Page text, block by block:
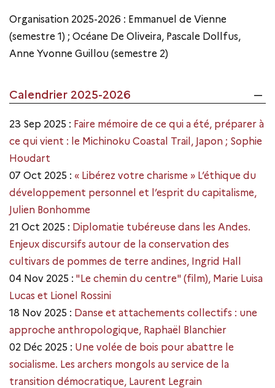
Organisation 2025-2026 : Emmanuel de Vienne
(semestre 1) ; Océane De Oliveira, Pascale Dollfus,
Anne Yvonne Guillou (semestre 2)
Calendrier 2025-2026
23 Sep 2025 : Faire mémoire de ce qui a été, préparer à
ce qui vient : le Michinoku Coastal Trail, Japon ; Sophie
Houdart
07 Oct 2025 : « Libérez votre charisme » L’éthique du
développement personnel et l’esprit du capitalisme,
Julien Bonhomme
21 Oct 2025 : Diplomatie tubéreuse dans les Andes.
Enjeux discursifs autour de la conservation des
cultivars de pommes de terre andines, Ingrid Hall
04 Nov 2025 : "Le chemin du centre" (film), Marie Luisa
Lucas et Lionel Rossini
18 Nov 2025 : Danse et attachements collectifs : une
approche anthropologique, Raphaël Blanchier
02 Déc 2025 : Une volée de bois pour abattre le
socialisme. Les archers mongols au service de la
transition démocratique, Laurent Legrain